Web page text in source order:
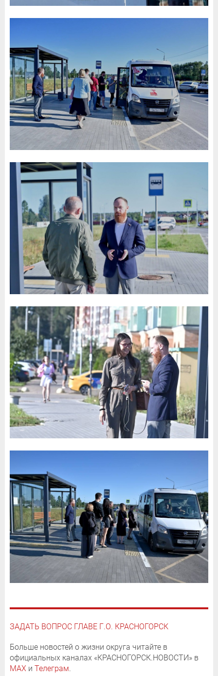
ЗАДАТЬ ВОПРОС ГЛАВЕ Г.О. КРАСНОГОРСК
Больше новостей о жизни округа читайте в
официальных каналах «КРАСНОГОРСК.НОВОСТИ» в
MAX и Телеграм.